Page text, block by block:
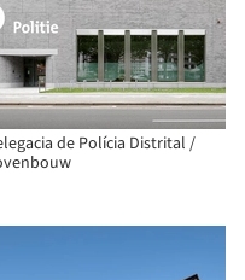
de Polícia Distrital /